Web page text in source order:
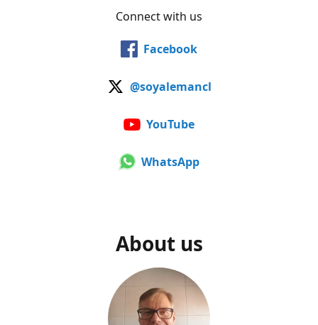
Connect with us
Facebook
@soyalemancl
YouTube
WhatsApp
About us